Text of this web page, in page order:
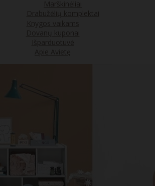
Marškinėliai
Drabužėlių komplektai
Knygos vaikams
Dovanų kuponai
Išparduotuvė
Apie Avietę